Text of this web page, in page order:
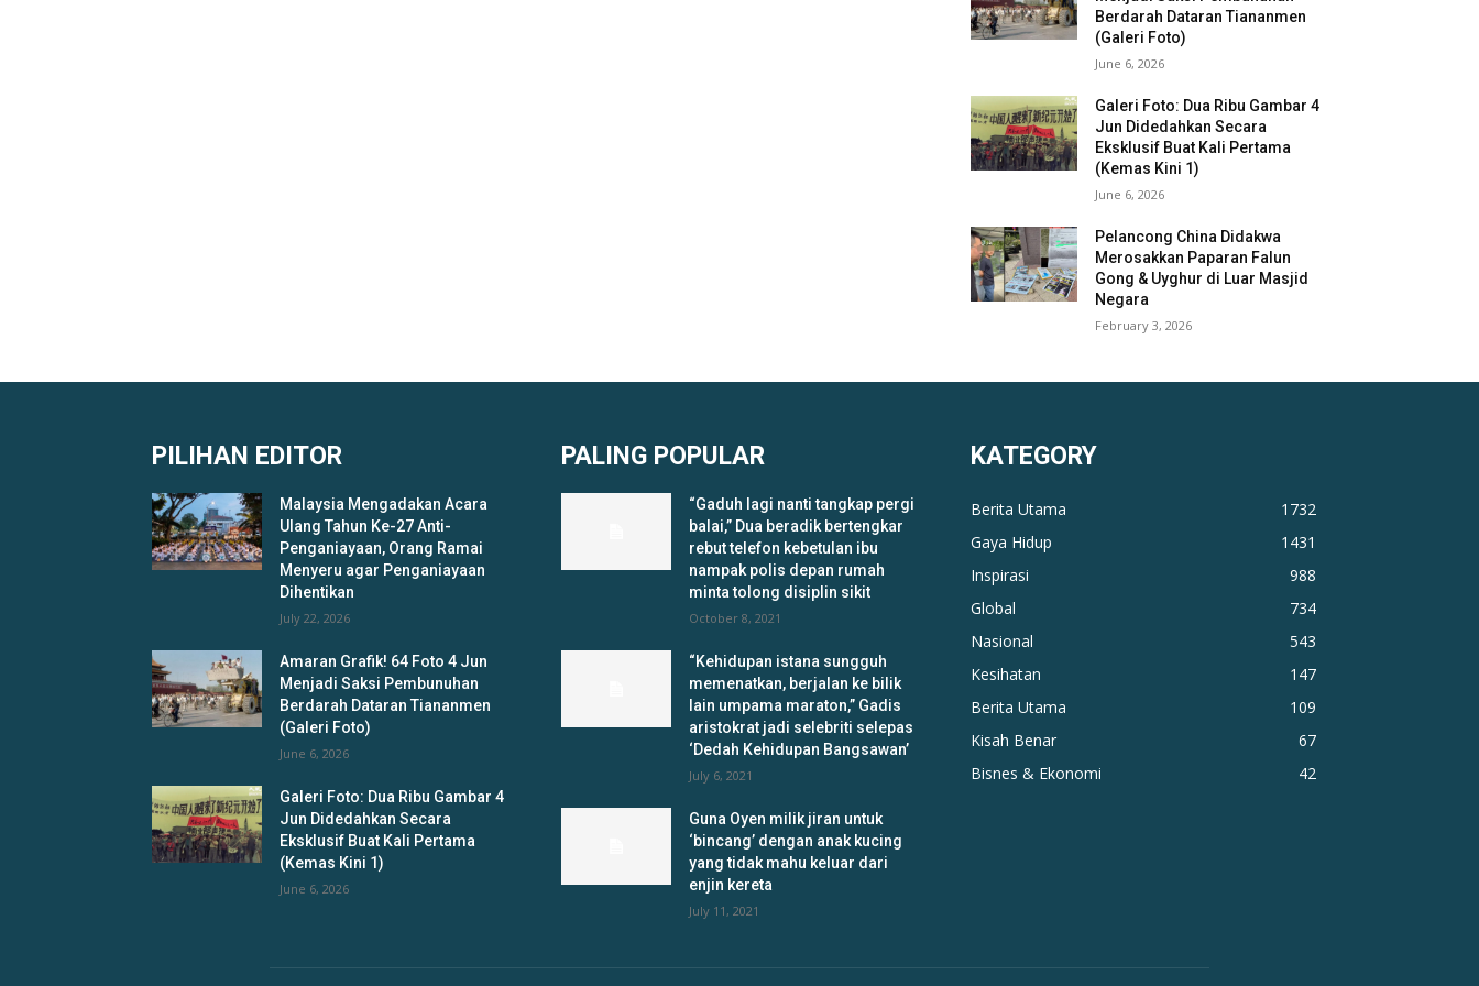
Berdarah Dataran Tiananmen
(Galeri Foto)
June 6, 2026
Galeri Foto: Dua Ribu Gambar 4
Jun Didedahkan Secara
Eksklusif Buat Kali Pertama
(Kemas Kini 1)
June 6, 2026
Pelancong China Didakwa
Merosakkan Paparan Falun
Gong & Uyghur di Luar Masjid
Negara
February 3, 2026
PILIHAN EDITOR
Malaysia Mengadakan Acara
Ulang Tahun Ke-27 Anti-
Penganiayaan, Orang Ramai
Menyeru agar Penganiayaan
Dihentikan
July 22, 2026
Amaran Grafik! 64 Foto 4 Jun
Menjadi Saksi Pembunuhan
Berdarah Dataran Tiananmen
(Galeri Foto)
June 6, 2026
Galeri Foto: Dua Ribu Gambar 4
Jun Didedahkan Secara
Eksklusif Buat Kali Pertama
(Kemas Kini 1)
June 6, 2026
PALING POPULAR
“Gaduh lagi nanti tangkap pergi
balai,” Dua beradik bertengkar
rebut telefon kebetulan ibu
nampak polis depan rumah
minta tolong disiplin sikit
October 8, 2021
“Kehidupan istana sungguh
memenatkan, berjalan ke bilik
lain umpama maraton,” Gadis
aristokrat jadi selebriti selepas
‘Dedah Kehidupan Bangsawan’
July 6, 2021
Guna Oyen milik jiran untuk
‘bincang’ dengan anak kucing
yang tidak mahu keluar dari
enjin kereta
July 11, 2021
KATEGORY
Berita Utama
1732
Gaya Hidup
1431
Inspirasi
988
Global
734
Nasional
543
Kesihatan
147
Berita Utama
109
Kisah Benar
67
Bisnes & Ekonomi
42